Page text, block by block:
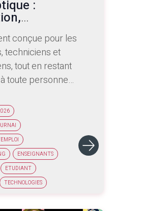
:
et Bonnes
conçue pour les
techniciens et
tout en restant
toute personne
dans le domaine des
formation allie théorie
maîtriser les bases
cuivre et fibre
participants
différents types de
performances, les
ENSEIGNANTS
ETUDIANT
TECHNOLOGIES